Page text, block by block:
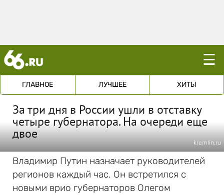
☰
ГЛАВНОЕ ЛУЧШЕЕ ХИТЫ
За три дня в России ушли в отставку
четыре губернатора. На очереди еще
двое
kremlin.ru
Владимир Путин назначает руководителей
регионов каждый час. Он встретился с
новыми врио губернаторов Олегом